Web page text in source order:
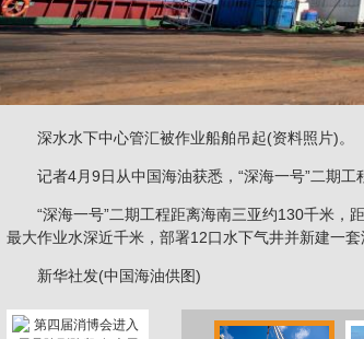
深水水下中心管汇被作业船舶吊起(资料照片)。
记者4月9日从中国海油获悉，“深海一号”二期工
“深海一号”二期工程距离海南三亚约130千米，距
最大作业水深近千米，部署12口水下气井并新建一套
新华社发(中国海油供图)